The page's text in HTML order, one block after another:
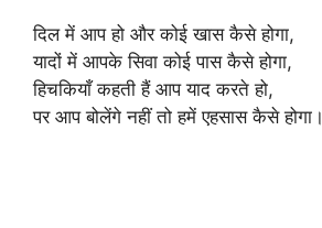
दिल में आप हो और कोई खास कैसे होगा,
यादों में आपके सिवा कोई पास कैसे होगा,
हिचकियाँ कहती हैं आप याद करते हो,
पर आप बोलेंगे नहीं तो हमें एहसास कैसे होगा।